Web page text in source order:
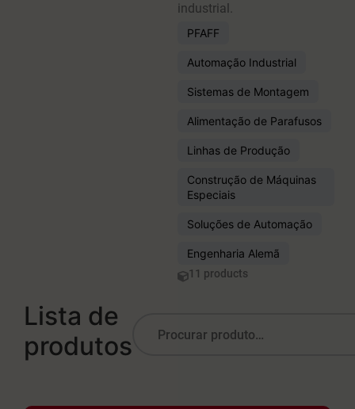
industrial.
PFAFF
Automação Industrial
Sistemas de Montagem
Alimentação de Parafusos
Linhas de Produção
Construção de Máquinas
Especiais
Soluções de Automação
Engenharia Alemã
11 products
Lista de
produtos